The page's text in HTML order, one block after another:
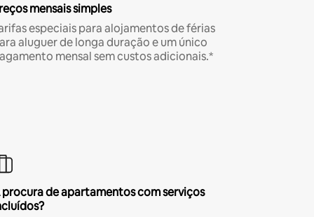
mensais simples
especiais para alojamentos de férias
aluguer de longa duração e um único
mensal sem custos adicionais.*
procura de apartamentos com serviços